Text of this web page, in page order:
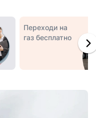
Переходи на
газ бесплатно